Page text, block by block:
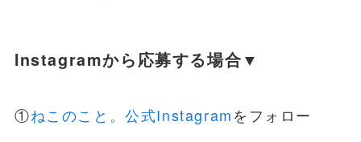
Instagramから応募する場合▼
①ねこのこと。公式Instagramをフォロー